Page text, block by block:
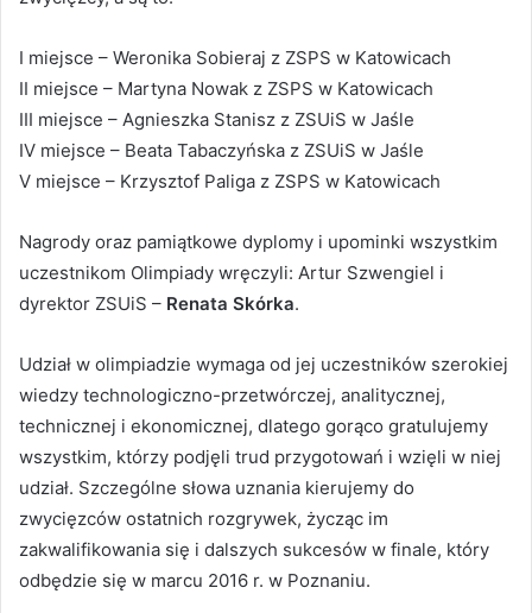
I miejsce – Weronika Sobieraj z ZSPS w Katowicach
II miejsce – Martyna Nowak z ZSPS w Katowicach
III miejsce – Agnieszka Stanisz z ZSUiS w Jaśle
IV miejsce – Beata Tabaczyńska z ZSUiS w Jaśle
V miejsce – Krzysztof Paliga z ZSPS w Katowicach
Nagrody oraz pamiątkowe dyplomy i upominki wszystkim
uczestnikom Olimpiady wręczyli: Artur Szwengiel i
dyrektor ZSUiS – Renata Skórka.
Udział w olimpiadzie wymaga od jej uczestników szerokiej
wiedzy technologiczno-przetwórczej, analitycznej,
technicznej i ekonomicznej, dlatego gorąco gratulujemy
wszystkim, którzy podjęli trud przygotowań i wzięli w niej
udział. Szczególne słowa uznania kierujemy do
zwycięzców ostatnich rozgrywek, życząc im
zakwalifikowania się i dalszych sukcesów w finale, który
odbędzie się w marcu 2016 r. w Poznaniu.